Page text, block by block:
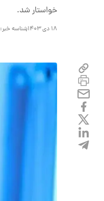
خواستار شد.
۱۸ دی ۱۴۰۳ شناسه خبر: